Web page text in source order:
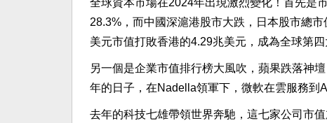
全球資本市場在2024年出現激烈變化！首先是
28.3%，而中國深滬港股市大跌，日本股市總
美元市值打敗香港的4.29兆美元，成為全球第四
另一個是企業市值排行榜大風吹，蘋果跌落神
年的日子，在Nadella領軍下，微軟在雲服務到
去年的科技七雄帶領世界奔馳，這七家公司市